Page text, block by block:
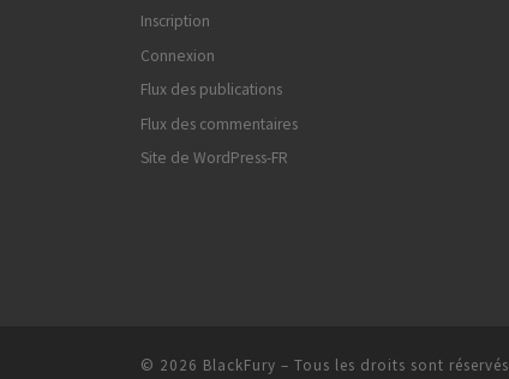
Inscription
Connexion
Flux des publications
Flux des commentaires
Site de WordPress-FR
© 2026 BlackFury – Tous les droits sont réservés